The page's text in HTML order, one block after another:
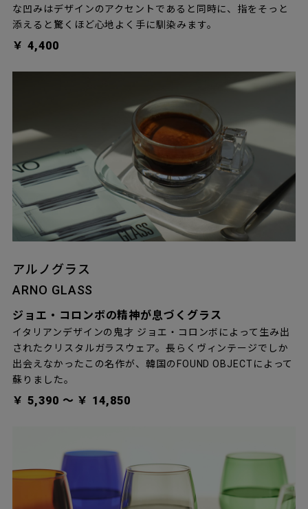
な凹みはデザインのアクセントであると同時に、指をそっと
添えると驚くほど心地よく手に馴染みます。
￥ 4,400
アルノグラス
ARNO GLASS
ジョエ・コロンボの精神が息づくグラス
イタリアンデザインの鬼才 ジョエ・コロンボによって生み出
されたクリスタルガラスウェア。長らくヴィンテージでしか
出会えなかったこの名作が、韓国のFOUND OBJECTによって
蘇りました。
￥ 5,390 〜 ￥ 14,850